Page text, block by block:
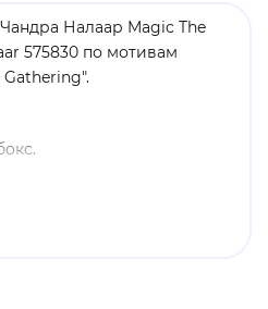
Налаар Magic The
575830 по мотивам